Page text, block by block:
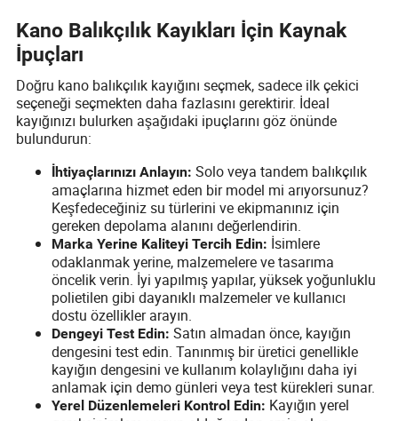
Kano Balıkçılık Kayıkları İçin Kaynak
İpuçları
Doğru kano balıkçılık kayığını seçmek, sadece ilk çekici
seçeneği seçmekten daha fazlasını gerektirir. İdeal
kayığınızı bulurken aşağıdaki ipuçlarını göz önünde
bulundurun:
İhtiyaçlarınızı Anlayın: Solo veya tandem balıkçılık
amaçlarına hizmet eden bir model mi arıyorsunuz?
Keşfedeceğiniz su türlerini ve ekipmanınız için
gereken depolama alanını değerlendirin.
Marka Yerine Kaliteyi Tercih Edin: İsimlere
odaklanmak yerine, malzemelere ve tasarıma
öncelik verin. İyi yapılmış yapılar, yüksek yoğunluklu
polietilen gibi dayanıklı malzemeler ve kullanıcı
dostu özellikler arayın.
Dengeyi Test Edin: Satın almadan önce, kayığın
dengesini test edin. Tanınmış bir üretici genellikle
kayığın dengesini ve kullanım kolaylığını daha iyi
anlamak için demo günleri veya test kürekleri sunar.
Yerel Düzenlemeleri Kontrol Edin: Kayığın yerel